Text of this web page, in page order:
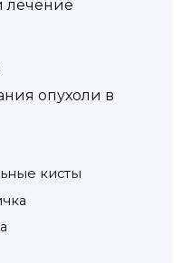
лечение
опухоли в
кисты